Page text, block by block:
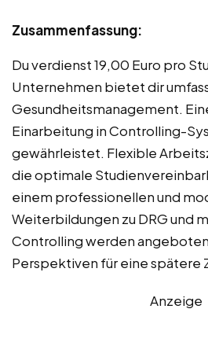
Zusammenfassung:
Du verdienst 19,00 Euro pro
Unternehmen bietet dir
Gesundheitsmanagement.
Einarbeitung in Controlling-
gewährleistet. Flexible
die optimale
einem professionellen und
Weiterbildungen zu DRG und
Controlling werden
Perspektiven für eine spätere
Anzeige